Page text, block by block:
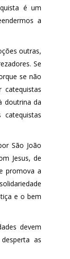
é um
a
outras,
Se
se não
doutrina da
São João
Jesus, de
promova a
e o bem
devem
as